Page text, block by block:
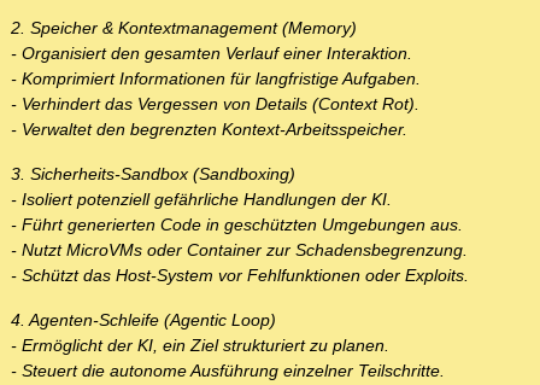
2. Speicher & Kontextmanagement (Memory)
- Organisiert den gesamten Verlauf einer Interaktion.
- Komprimiert Informationen für langfristige Aufgaben.
- Verhindert das Vergessen von Details (Context Rot).
- Verwaltet den begrenzten Kontext-Arbeitsspeicher.
3. Sicherheits-Sandbox (Sandboxing)
- Isoliert potenziell gefährliche Handlungen der KI.
- Führt generierten Code in geschützten Umgebungen aus.
- Nutzt MicroVMs oder Container zur Schadensbegrenzung.
- Schützt das Host-System vor Fehlfunktionen oder Exploits.
4. Agenten-Schleife (Agentic Loop)
- Ermöglicht der KI, ein Ziel strukturiert zu planen.
- Steuert die autonome Ausführung einzelner Teilschritte.